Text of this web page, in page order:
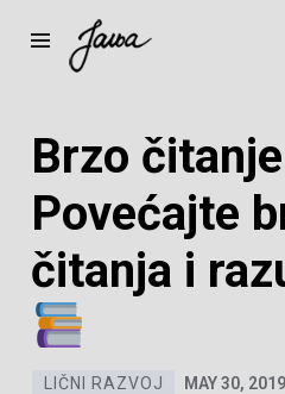
Brzo
Povećajte
čitanja i
LIČNI RAZVOJ MAY 30, 2019